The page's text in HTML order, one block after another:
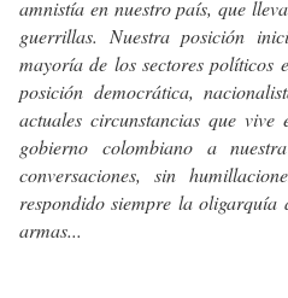
amnistía en nuestro país, que
guerrillas. Nuestra posición
mayoría de los sectores políticos
posición democrática,
actuales circunstancias que vive
gobierno colombiano a
conversaciones, sin
respondido siempre la
armas...